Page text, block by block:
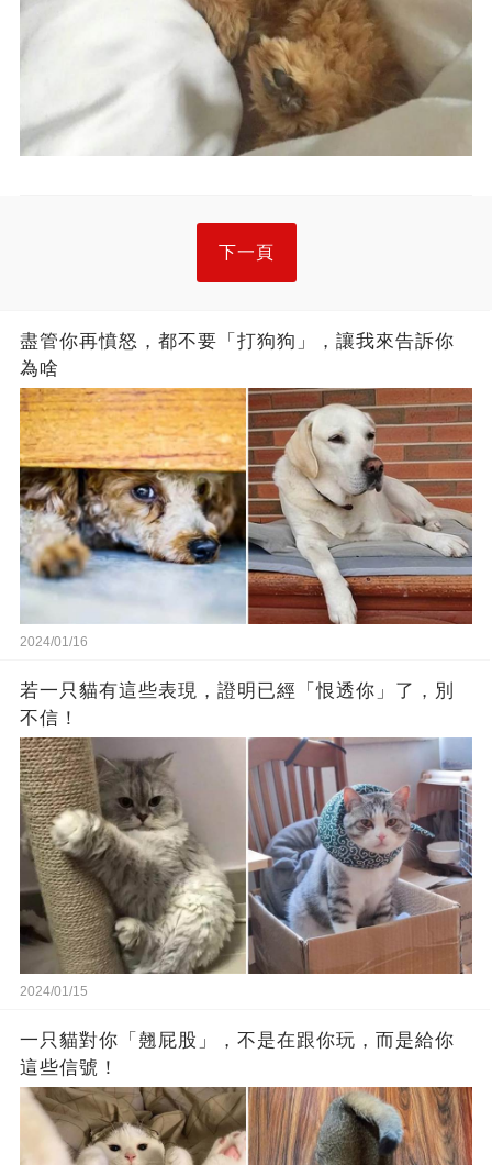
下一頁
盡管你再憤怒，都不要「打狗狗」，讓我來告訴你
為啥
2024/01/16
若一只貓有這些表現，證明已經「恨透你」了，別
不信！
2024/01/15
一只貓對你「翹屁股」，不是在跟你玩，而是給你
這些信號！